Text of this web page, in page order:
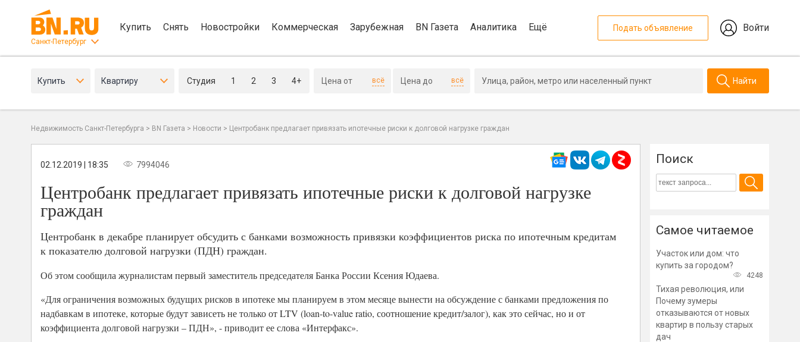
Санкт-Петербург
Купить Снять Новостройки Коммерческая Зарубежная BN Газета Аналитика Ещё Подать объявление Войти
Купить Квартиру Студия 1 2 3 4+ всё всё Найти
Недвижимость Санкт-Петербурга > BN Газета > Новости > Центробанк предлагает привязать ипотечные риски к долговой нагрузке граждан
02.12.2019 | 18:35 7994046
Центробанк предлагает привязать ипотечные риски к долговой нагрузке
граждан
Центробанк в декабре планирует обсудить с банками возможность привязки коэффициентов риска по ипотечным кредитам
к показателю долговой нагрузки (ПДН) граждан.
Об этом сообщила журналистам первый заместитель председателя Банка России Ксения Юдаева.
«Для ограничения возможных будущих рисков в ипотеке мы планируем в этом месяце вынести на обсуждение с банками предложения по
надбавкам в ипотеке, которые будут зависеть не только от LTV (loan-to-value ratio, соотношение кредит/залог), как это сейчас, но и от
коэффициента долговой нагрузки – ПДН», - приводит ее слова «Интерфакс».
Поиск
Самое читаемое
Участок или дом: что
купить за городом?
4248
Тихая революция, или
Почему зумеры
отказываются от новых
квартир в пользу старых
дач